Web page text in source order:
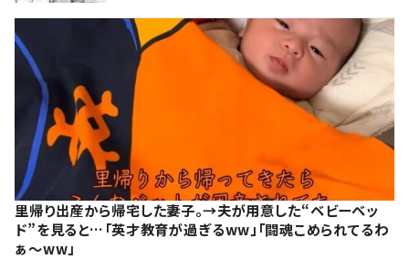
里帰り出産から帰宅した妻子。→夫が用意した“ベビーベッ
ド”を見ると…「英才教育が過ぎるww」「闘魂こめられてるわ
ぁ～ww」